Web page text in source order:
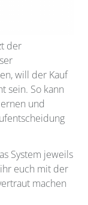
der
will der Kauf
sein. So kann
und
System jeweils
euch mit der
machen